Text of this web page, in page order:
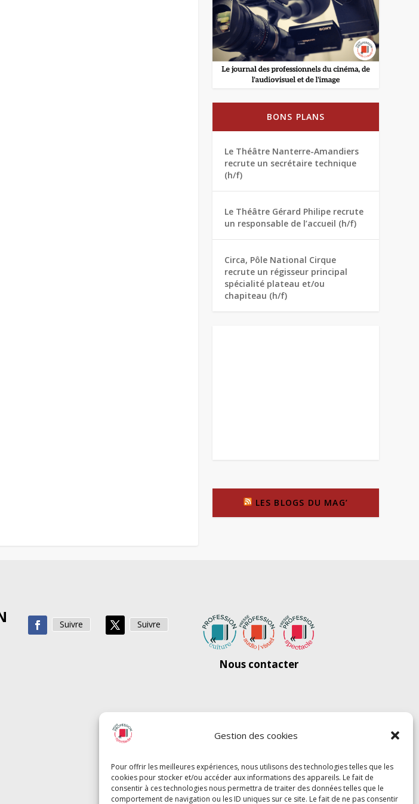
Gestion des cookies
Pour offrir les meilleures expériences, nous utilisons des technologies telles que les
cookies pour stocker et/ou accéder aux informations des appareils. Le fait de
consentir à ces technologies nous permettra de traiter des données telles que le
comportement de navigation ou les ID uniques sur ce site. Le fait de ne pas consentir
BONS PLANS
Le Théâtre Nanterre-Amandiers
recrute un secrétaire technique
(h/f)
Le Théâtre Gérard Philipe recrute
un responsable de l’accueil (h/f)
Circa, Pôle National Cirque
recrute un régisseur principal
spécialité plateau et/ou
chapiteau (h/f)
LES BLOGS DU MAG’
Suivre Suivre
Nous contacter